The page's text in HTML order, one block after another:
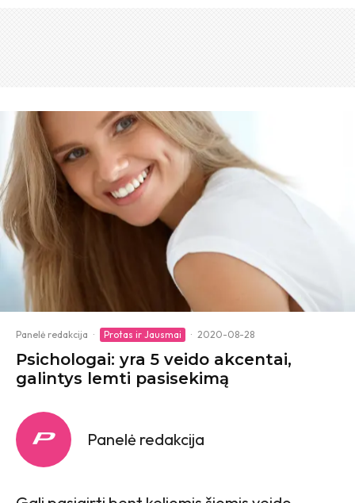
Panelė redakcija · Protas ir Jausmai · 2020-08-28
Psichologai: yra 5 veido akcentai,
galintys lemti pasisekimą
Panelė redakcija